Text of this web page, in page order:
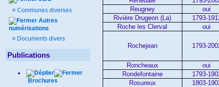
¤ Communes diverses
Autres
numérisations
¤ Documents divers
Publications
Brochures
Reugney
oui
Rivière Drugeon (La)
1793-
Roche les Clerval
oui
Rochejean 1793-
Roncheaux
oui
Rondefontaine
1793-
Rosureux
1803-